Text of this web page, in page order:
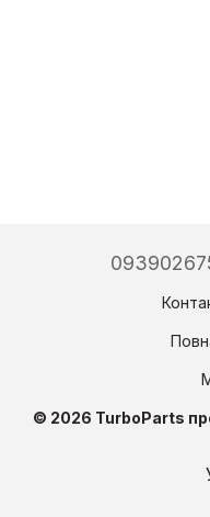
© 2026 TurboParts